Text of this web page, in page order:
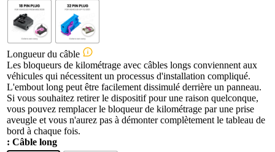
Longueur du câble
Les bloqueurs de kilométrage avec câbles longs conviennent aux
véhicules qui nécessitent un processus d'installation compliqué.
L'embout long peut être facilement dissimulé derrière un panneau.
Si vous souhaitez retirer le dispositif pour une raison quelconque,
vous pouvez remplacer le bloqueur de kilométrage par une prise
aveugle et vous n'aurez pas à démonter complètement le tableau de
bord à chaque fois.
: Câble long